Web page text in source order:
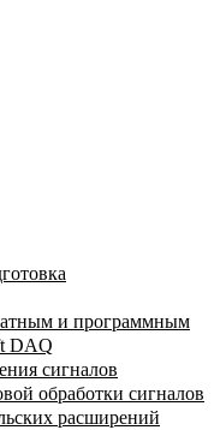
и программным
DAQ
сигналов
обработки сигналов
расширений